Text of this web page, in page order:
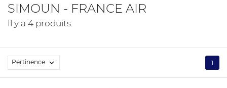
SIMOUN - FRANCE AIR
Il y a 4 produits.
Pertinence  1